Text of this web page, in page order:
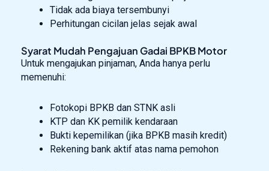
Tidak ada biaya tersembunyi
Perhitungan cicilan jelas sejak awal
Syarat Mudah Pengajuan Gadai BPKB Motor
Untuk mengajukan pinjaman, Anda hanya perlu
memenuhi:
Fotokopi BPKB dan STNK asli
KTP dan KK pemilik kendaraan
Bukti kepemilikan (jika BPKB masih kredit)
Rekening bank aktif atas nama pemohon